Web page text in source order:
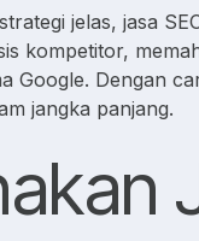
jelas, jasa
kompetitor,
Google. Dengan
jangka panjang.